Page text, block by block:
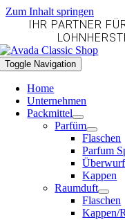
Zum Inhalt springen
IHR PARTNER
Toggle Navigation
Home
Unternehmen
Packmittel
Parfüm
Flaschen
Parfum
Kappen
Raumduft
Flaschen
Kappen/